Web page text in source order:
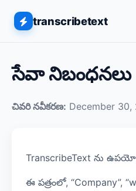
transcribetext
సేవా నిబంధనలు
చివరి నవీకరణ: December 30,
TranscribeText ను
ఈ పత్రంలో, “Company”,